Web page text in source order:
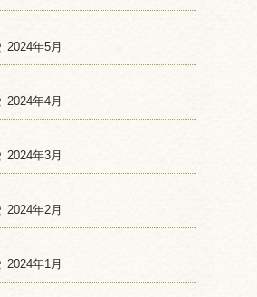
2024年5月
2024年4月
2024年3月
2024年2月
2024年1月